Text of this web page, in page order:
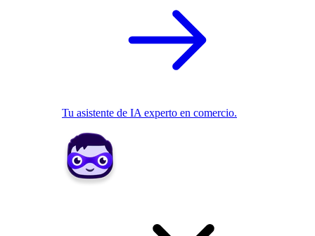
Tu asistente de IA experto en comercio.